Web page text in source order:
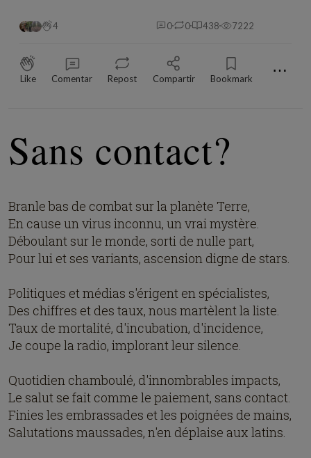
4 0 0 438 7222
Like Comentar Repost Compartir Bookmark ⋯
Sans contact?
Branle bas de combat sur la planète Terre,
En cause un virus inconnu, un vrai mystère.
Déboulant sur le monde, sorti de nulle part,
Pour lui et ses variants, ascension digne de stars.
Politiques et médias s'érigent en spécialistes,
Des chiffres et des taux, nous martèlent la liste.
Taux de mortalité, d'incubation, d'incidence,
Je coupe la radio, implorant leur silence.
Quotidien chamboulé, d'innombrables impacts,
Le salut se fait comme le paiement, sans contact.
Finies les embrassades et les poignées de mains,
Salutations maussades, n'en déplaise aux latins.